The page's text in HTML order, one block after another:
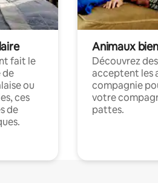
fait le
de
ou
ces
de
Animaux
Découvrez
acceptent les
compagnie
votre
pattes.